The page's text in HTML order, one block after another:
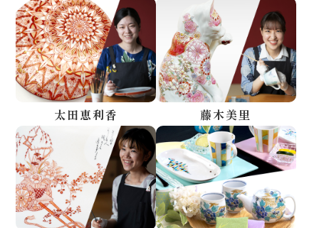
太田恵利香 藤木美里